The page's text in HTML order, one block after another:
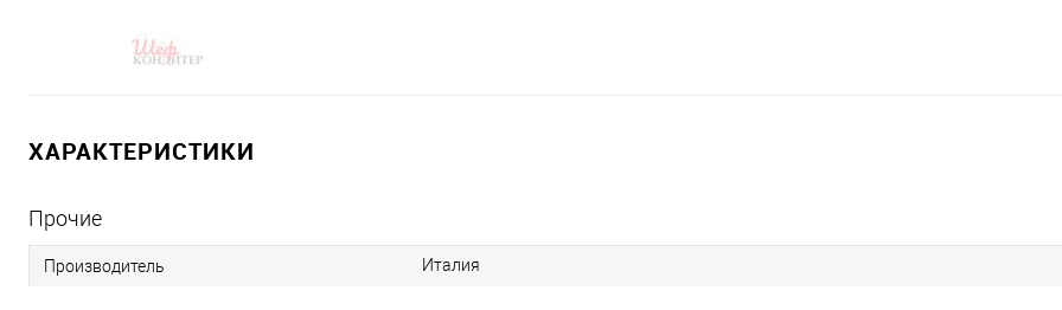
ХАРАКТЕРИСТИКИ
Прочие
Производитель Италия